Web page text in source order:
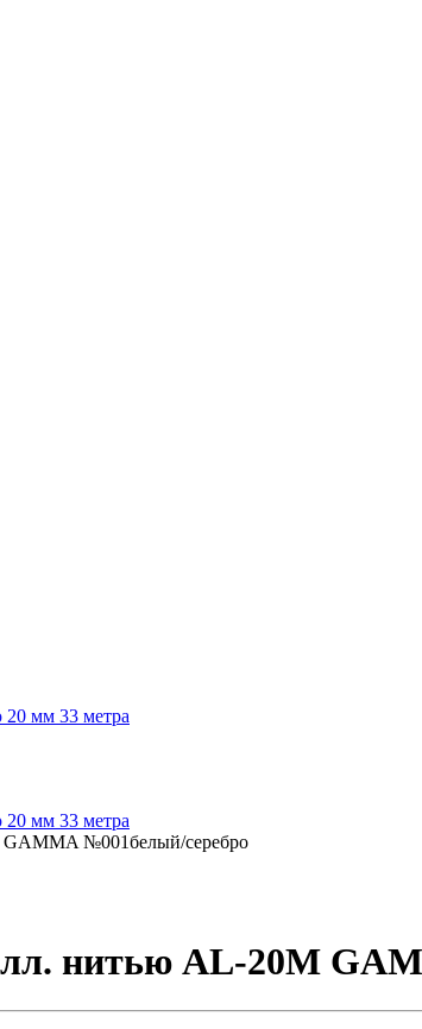
20 мм 33 метра
20 мм 33 метра
GAMMA №001белый/серебро
нитью AL-20M